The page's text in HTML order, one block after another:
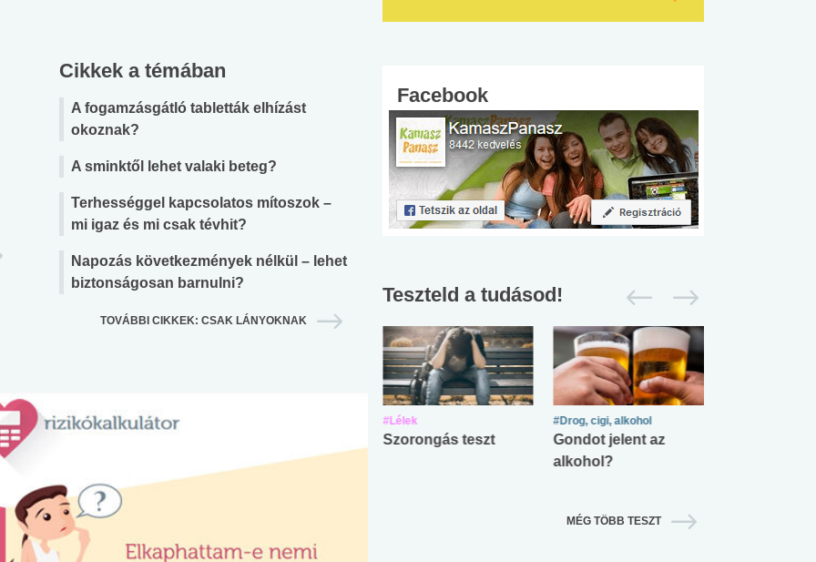
Cikkek a témában
A fogamzásgátló tabletták elhízást
okoznak?
A sminktől lehet valaki beteg?
Terhességgel kapcsolatos mítoszok –
mi igaz és mi csak tévhit?
Napozás következmények nélkül – lehet
biztonságosan barnulni?
TOVÁBBI CIKKEK: CSAK LÁNYOKNAK
Facebook
Teszteld a tudásod!
#Suli, munka
No.42
#Lélek
Szorongás teszt
#Drog, cigi, alkohol
Gondot jelent az
alkohol?
MÉG TÖBB TESZT